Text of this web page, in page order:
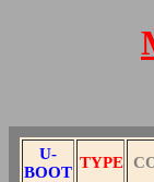
U-
BOOT
TYPE